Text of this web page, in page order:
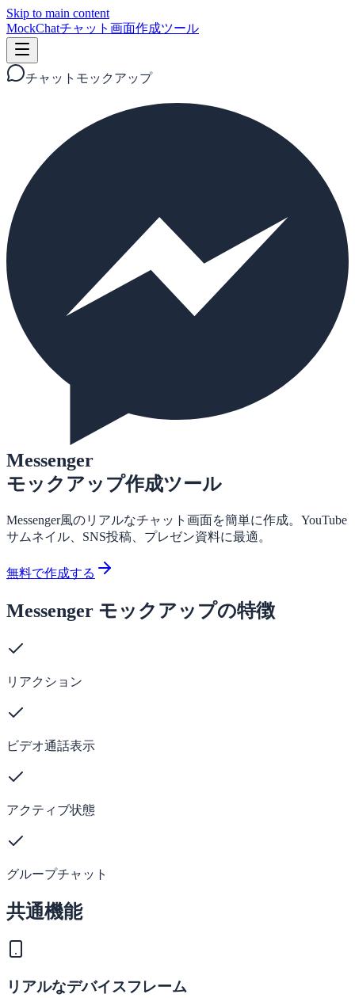
Skip to main content
MockChatチャット画面作成ツール
チャットモックアップ
Messenger
モックアップ作成ツール
Messenger風のリアルなチャット画面を簡単に作成。YouTube
サムネイル、SNS投稿、プレゼン資料に最適。
無料で作成する
Messenger モックアップの特徴
リアクション
ビデオ通話表示
アクティブ状態
グループチャット
共通機能
リアルなデバイスフレーム